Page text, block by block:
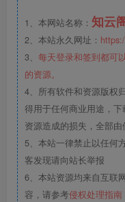
1、本网站名称： 知云
2、本站永久网址：
3、 每天登录和签到都可
的资源。
4、所有软件和资源版权
得用于任何商业用途，
资源造成的损失，全部由
5、本站一律禁止以任何
客发现请向站长举报
6、本站资源均来自互联
容，请参考侵权处理指南